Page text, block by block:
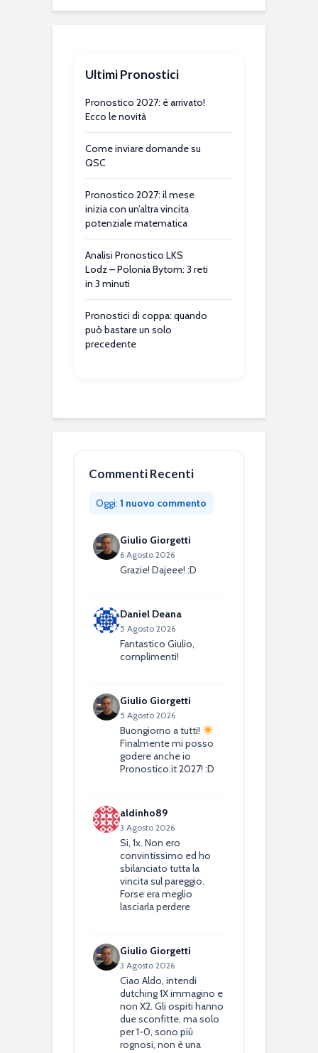
Ultimi Pronostici
Pronostico 2027: è arrivato!
Ecco le novità
Come inviare domande su
QSC
Pronostico 2027: il mese
inizia con un’altra vincita
potenziale matematica
Analisi Pronostico LKS
Lodz – Polonia Bytom: 3 reti
in 3 minuti
Pronostici di coppa: quando
può bastare un solo
precedente
Commenti Recenti
Oggi: 1 nuovo commento
Giulio Giorgetti
6 Agosto 2026
Grazie! Dajeee! :D
Daniel Deana
5 Agosto 2026
Fantastico Giulio,
complimenti!
Giulio Giorgetti
5 Agosto 2026
Buongiorno a tutti!
Finalmente mi posso
godere anche io
Pronostico.it 2027! :D
aldinho89
3 Agosto 2026
Si, 1x. Non ero
convintissimo ed ho
sbilanciato tutta la
vincita sul pareggio.
Forse era meglio
lasciarla perdere
Giulio Giorgetti
3 Agosto 2026
Ciao Aldo, intendi
dutching 1X immagino e
non X2. Gli ospiti hanno
due sconfitte, ma solo
per 1-0, sono più
rognosi, non è una